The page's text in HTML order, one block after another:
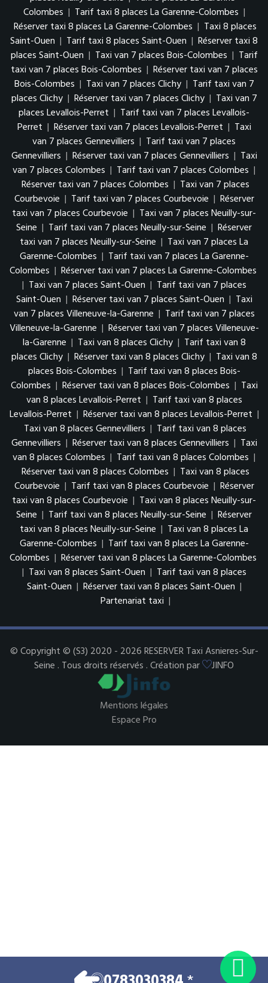
Colombes | Tarif taxi 8 places La Garenne-Colombes |
Réserver taxi 8 places La Garenne-Colombes | Taxi 8 places
Saint-Ouen | Tarif taxi 8 places Saint-Ouen | Réserver taxi 8
places Saint-Ouen | Taxi van 7 places Bois-Colombes | Tarif
taxi van 7 places Bois-Colombes | Réserver taxi van 7 places
Bois-Colombes | Taxi van 7 places Clichy | Tarif taxi van 7
places Clichy | Réserver taxi van 7 places Clichy | Taxi van 7
places Levallois-Perret | Tarif taxi van 7 places Levallois-
Perret | Réserver taxi van 7 places Levallois-Perret | Taxi
van 7 places Gennevilliers | Tarif taxi van 7 places
Gennevilliers | Réserver taxi van 7 places Gennevilliers | Taxi
van 7 places Colombes | Tarif taxi van 7 places Colombes |
Réserver taxi van 7 places Colombes | Taxi van 7 places
Courbevoie | Tarif taxi van 7 places Courbevoie | Réserver
taxi van 7 places Courbevoie | Taxi van 7 places Neuilly-sur-
Seine | Tarif taxi van 7 places Neuilly-sur-Seine | Réserver
taxi van 7 places Neuilly-sur-Seine | Taxi van 7 places La
Garenne-Colombes | Tarif taxi van 7 places La Garenne-
Colombes | Réserver taxi van 7 places La Garenne-Colombes
| Taxi van 7 places Saint-Ouen | Tarif taxi van 7 places
Saint-Ouen | Réserver taxi van 7 places Saint-Ouen | Taxi
van 7 places Villeneuve-la-Garenne | Tarif taxi van 7 places
Villeneuve-la-Garenne | Réserver taxi van 7 places Villeneuve-
la-Garenne | Taxi van 8 places Clichy | Tarif taxi van 8
places Clichy | Réserver taxi van 8 places Clichy | Taxi van 8
places Bois-Colombes | Tarif taxi van 8 places Bois-
Colombes | Réserver taxi van 8 places Bois-Colombes | Taxi
van 8 places Levallois-Perret | Tarif taxi van 8 places
Levallois-Perret | Réserver taxi van 8 places Levallois-Perret |
Taxi van 8 places Gennevilliers | Tarif taxi van 8 places
Gennevilliers | Réserver taxi van 8 places Gennevilliers | Taxi
van 8 places Colombes | Tarif taxi van 8 places Colombes |
Réserver taxi van 8 places Colombes | Taxi van 8 places
Courbevoie | Tarif taxi van 8 places Courbevoie | Réserver
taxi van 8 places Courbevoie | Taxi van 8 places Neuilly-sur-
Seine | Tarif taxi van 8 places Neuilly-sur-Seine | Réserver
taxi van 8 places Neuilly-sur-Seine | Taxi van 8 places La
Garenne-Colombes | Tarif taxi van 8 places La Garenne-
Colombes | Réserver taxi van 8 places La Garenne-Colombes
| Taxi van 8 places Saint-Ouen | Tarif taxi van 8 places
Saint-Ouen | Réserver taxi van 8 places Saint-Ouen |
Partenariat taxi |
© Copyright © (S3) 2020 - 2026 RESERVER Taxi Asnieres-Sur-
Seine . Tous droits réservés . Création par
JINFO
Mentions légales
Espace Pro